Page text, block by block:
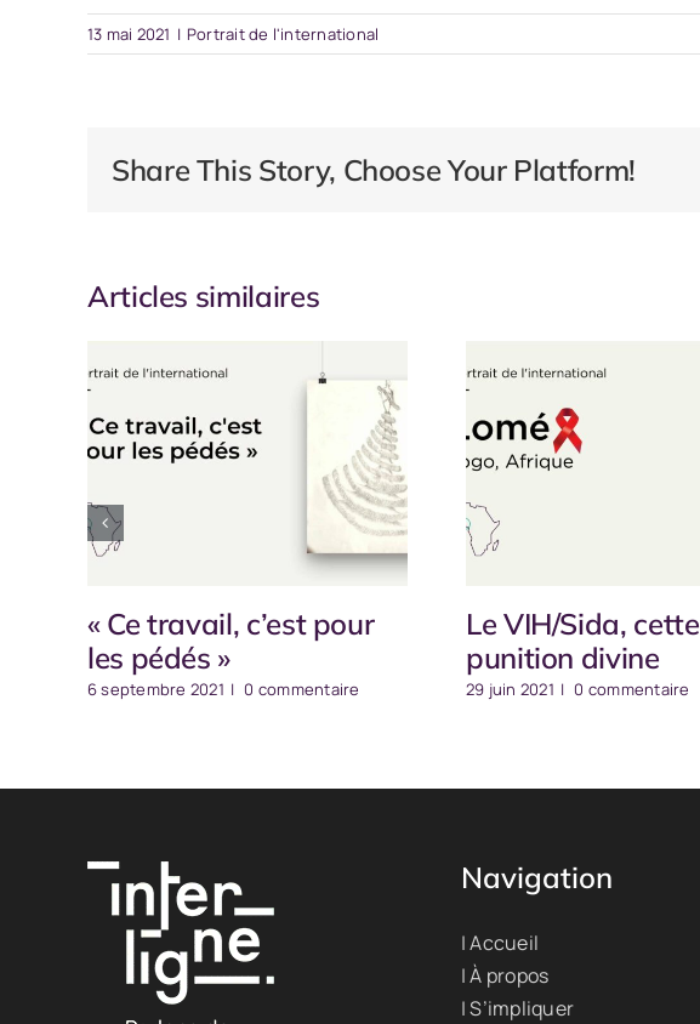
13 mai 2021 | Portrait de l'international
Share This Story, Choose Your Platform!
Articles similaires
« Ce travail, c’est pour
les pédés »
6 septembre 2021 | 0 commentaire
Le VIH/Sida, cette
punition divine
29 juin 2021 | 0 commentaire
Navigation
| Accueil
| À propos
| S’impliquer